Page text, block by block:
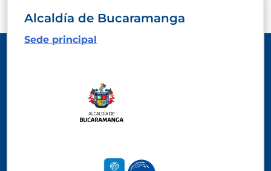
Alcaldía de Bucaramanga
Sede principal